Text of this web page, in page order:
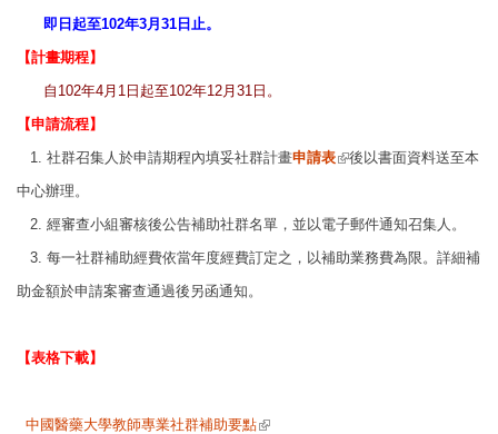
即日起至102年3月31日止。
【計畫期程】
自102年4月1日起至102年12月31日。
【申請流程】
1. 社群召集人於申請期程內填妥社群計畫申請表
(link is external)
後以書面資料送至本
中心辦理。
2. 經審查小組審核後公告補助社群名單，並以電子郵件通知召集人。
3. 每一社群補助經費依當年度經費訂定之，以補助業務費為限。詳細補
助金額於申請案審查通過後另函通知。
【表格下載】
中國醫藥大學教師專業社群補助要點
(link is external)